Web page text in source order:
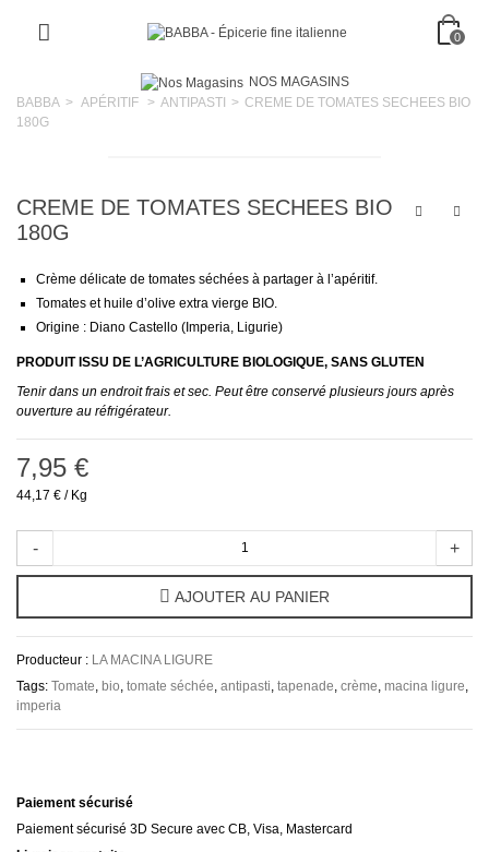
0
NOS MAGASINS
BABBA > APÉRITIF > ANTIPASTI > CREME DE TOMATES SECHEES BIO
180G
CREME DE TOMATES SECHEES BIO
180G
Crème délicate de tomates séchées à partager à l’apéritif.
Tomates et huile d’olive extra vierge BIO.
Origine : Diano Castello (Imperia, Ligurie)
PRODUIT ISSU DE L’AGRICULTURE BIOLOGIQUE, SANS GLUTEN
Tenir dans un endroit frais et sec. Peut être conservé plusieurs jours après
ouverture au réfrigérateur.
7,95 €
44,17 € / Kg
- +
AJOUTER AU PANIER
Producteur : LA MACINA LIGURE
Tags: Tomate bio tomate séchée antipasti tapenade crème macina ligure
imperia
Paiement sécurisé
Paiement sécurisé 3D Secure avec CB, Visa, Mastercard